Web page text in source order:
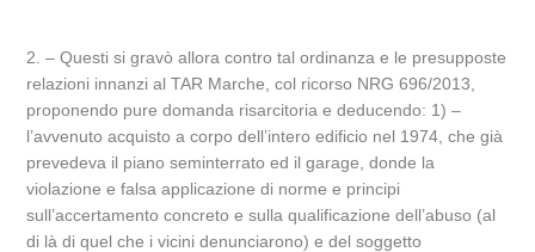
2. – Questi si gravò allora contro tal ordinanza e le presupposte
relazioni innanzi al TAR Marche, col ricorso NRG 696/2013,
proponendo pure domanda risarcitoria e deducendo: 1) –
l’avvenuto acquisto a corpo dell’intero edificio nel 1974, che già
prevedeva il piano seminterrato ed il garage, donde la
violazione e falsa applicazione di norme e principi
sull’accertamento concreto e sulla qualificazione dell’abuso (al
di là di quel che i vicini denunciarono) e del soggetto